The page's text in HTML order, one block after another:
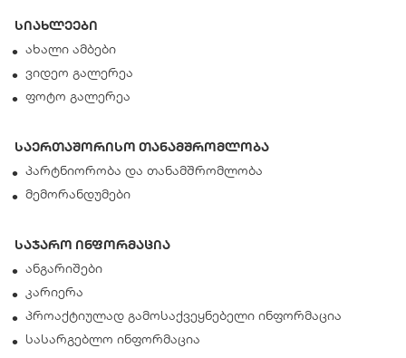
სიახლეები
ახალი ამბები
ვიდეო გალერეა
ფოტო გალერეა
საერთაშორისო თანამშრომლობა
პარტნიორობა და თანამშრომლობა
მემორანდუმები
საჯარო ინფორმაცია
ანგარიშები
კარიერა
პროაქტიულად გამოსაქვეყნებელი ინფორმაცია
სასარგებლო ინფორმაცია